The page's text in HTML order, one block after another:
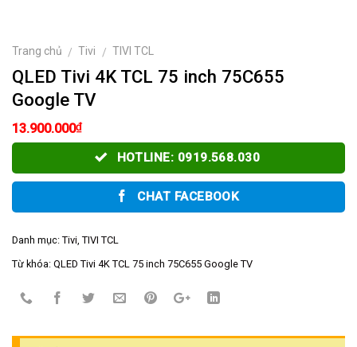
Trang chủ / Tivi / TIVI TCL
QLED Tivi 4K TCL 75 inch 75C655
Google TV
13.900.000₫
HOTLINE: 0919.568.030
CHAT FACEBOOK
Danh mục: Tivi TIVI TCL
Từ khóa: QLED Tivi 4K TCL 75 inch 75C655 Google TV